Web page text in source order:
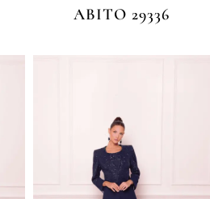
ABITO 29336